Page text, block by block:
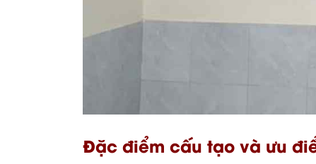
Đặc điểm cấu tạo và ưu